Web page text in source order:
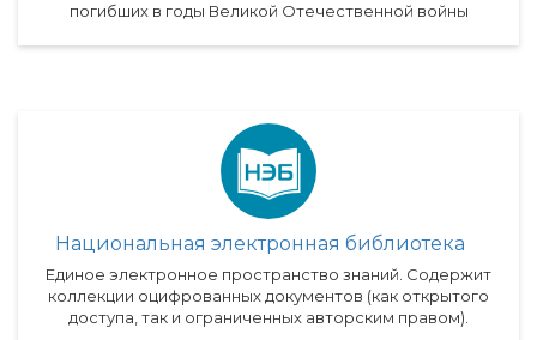
погибших в годы Великой Отечественной войны
Национальная электронная библиотека
Единое электронное пространство знаний. Содержит
коллекции оцифрованных документов (как открытого
доступа, так и ограниченных авторским правом).